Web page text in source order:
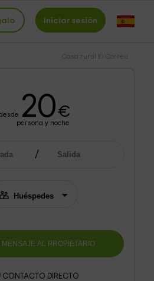
Iniciar sesión
Casa rural El Correu
20€
persona y noche
CONTACTO DIRECTO